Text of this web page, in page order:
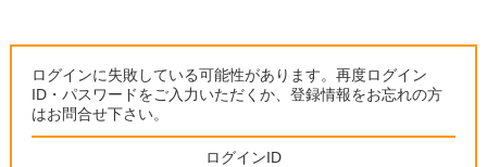
ログインに失敗している可能性があります。再度ログイン
ID・パスワードをご入力いただくか、登録情報をお忘れの方
はお問合せ下さい。
ログインID